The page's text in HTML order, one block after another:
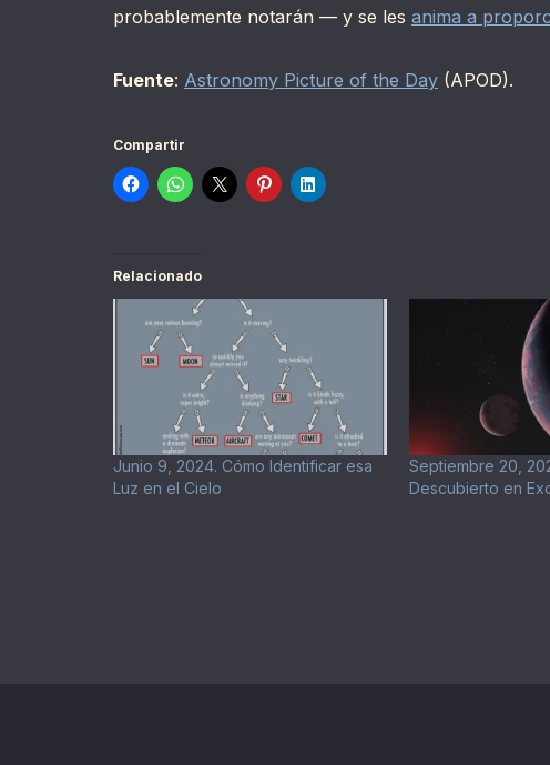
probablemente notarán — y se les anima a
Fuente: Astronomy Picture of the Day (APOD).
Compartir
Relacionado
Junio 9, 2024. Cómo Identificar esa
Luz en el Cielo
Septiembre 20,
Descubierto en